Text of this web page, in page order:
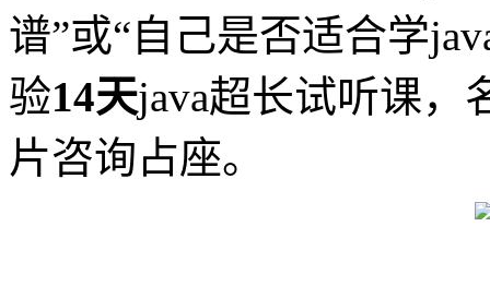
谱”或“自己是否适合学
验14天java超长试听课，
片咨询占座。